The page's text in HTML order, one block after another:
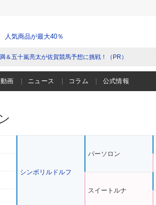
気商品が最大40％
＆五十嵐亮太が佐賀競馬予想に挑戦！（PR）
動画 ニュース コラム 公式情報
シンボリルドルフ
パーソロン
スイートルナ